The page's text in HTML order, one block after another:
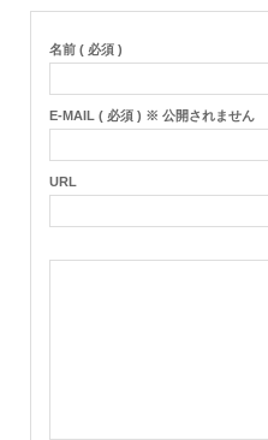
名前 ( 必須 )
E-MAIL ( 必須 ) ※ 公開されません
URL